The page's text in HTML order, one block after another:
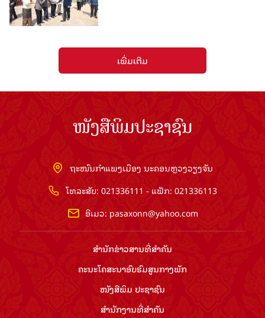
ເພີ່ມເຕີມ
ໜັງສືພິມປະຊາຊົນ
ຖະໜົນກຳແພງເມືອງ ນະຄອນຫຼວງວຽງຈັນ
ໂທລະສັບ: 021336111 - ແຟັກ: 021336113
ອີເມວ: pasaxonn@yahoo.com
ສຳ​ນັກ​ຂ່າວ​ສານ​ທີ່​ສຳ​ຄັນ​
ຄະນະໂຄສະນາອົບຮົມ​ສູນ​ກາງ​ພັກ
ໜັງສືພິມ ປະ​ຊາ​ຊົນ
ສຳ​ນັກ​ງານ​ທີ່​ສຳ​ຄັນ